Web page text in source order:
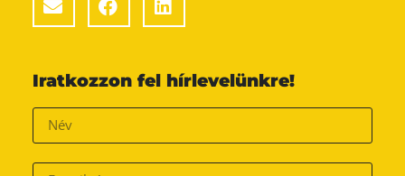
Iratkozzon fel hírlevelünkre!